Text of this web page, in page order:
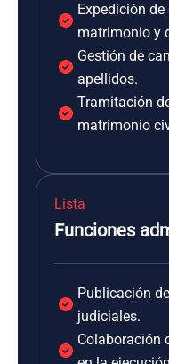
Expedición
matrimonio y
Gestión de
apellidos.
Tramitación
matrimonio
Lista
Funciones
Publicación
judiciales.
Colaboración